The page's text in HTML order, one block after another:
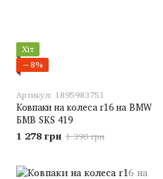
Хіт
−8%
Артикул: 1895983751
Ковпаки на колеса r16 на BMW
БМВ SKS 419
1 278 грн 1 390 грн